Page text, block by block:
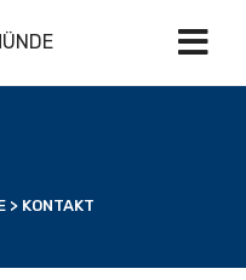
> KONTAKT